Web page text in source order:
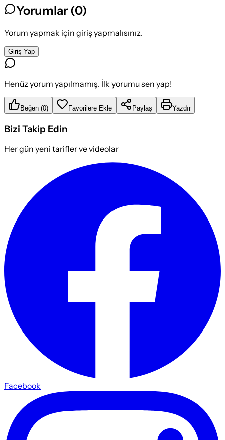
Yorumlar (0)
Yorum yapmak için giriş yapmalısınız.
Giriş Yap
Henüz yorum yapılmamış. İlk yorumu sen yap!
Beğen (0) Favorilere Ekle Paylaş Yazdır
Bizi Takip Edin
Her gün yeni tarifler ve videolar
Facebook